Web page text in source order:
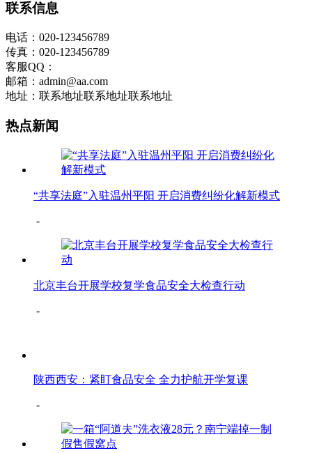
联系信息
电话：020-123456789
传真：020-123456789
客服QQ：
邮箱：admin@aa.com
地址：联系地址联系地址联系地址
热点新闻
“共享法庭”入驻温州平阳 开启消费纠纷化解新模式
-
北京丰台开展学校复学食品安全大检查行动
-
陕西西安：紧盯食品安全 全力护航开学复课
-